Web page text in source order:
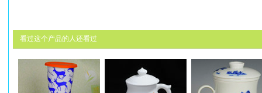
看过这个产品的人还看过